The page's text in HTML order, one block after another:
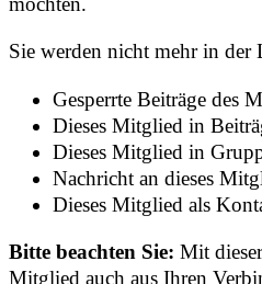
Sie werden nicht mehr in der
Gesperrte Beiträge des
Dieses Mitglied in
Dieses Mitglied in
Nachricht an dieses
Dieses Mitglied als
Bitte beachten Sie:Mit
Mitglied auch aus Ihren